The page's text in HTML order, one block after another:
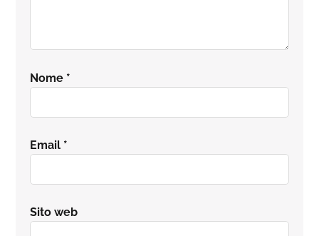
Nome *
Email *
Sito web